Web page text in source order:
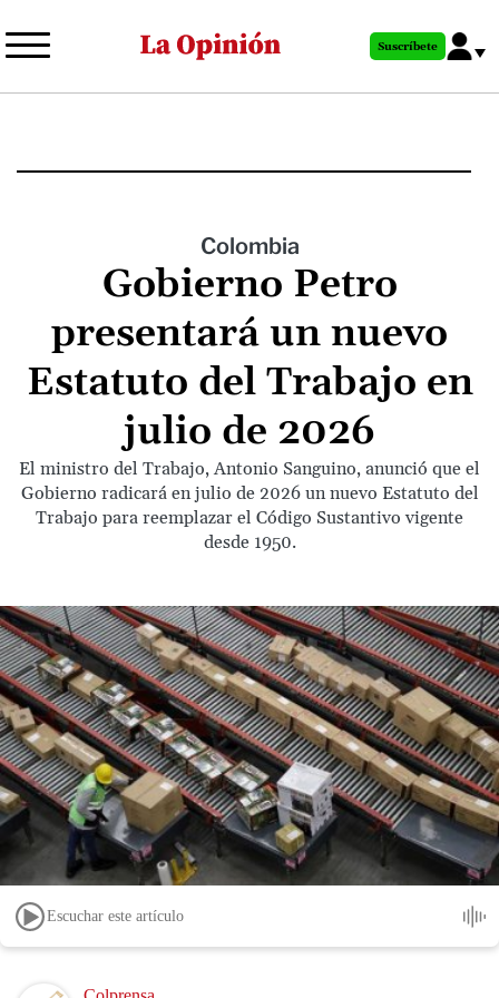
al
principal
Suscríbete
Colombia
Gobierno Petro
presentará un nuevo
Estatuto del Trabajo en
julio de 2026
El ministro del Trabajo, Antonio Sanguino, anunció que el
Gobierno radicará en julio de 2026 un nuevo Estatuto del
Trabajo para reemplazar el Código Sustantivo vigente
desde 1950.
Escuchar este artículo